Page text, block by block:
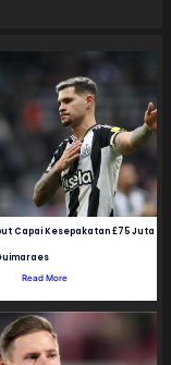
Capai Kesepakatan £75 Juta
Read More